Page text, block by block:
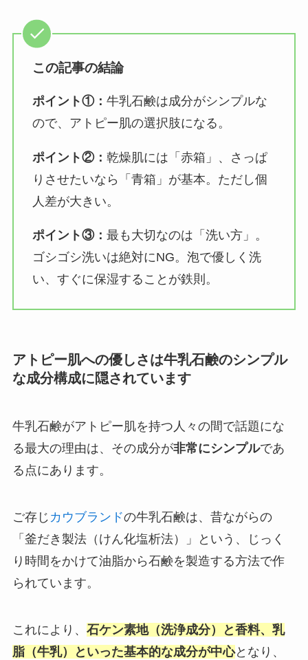
この記事の結論
ポイント①： 牛乳石鹸は成分がシンプルな
ので、アトピー肌の選択肢になる。
ポイント②： 乾燥肌には「赤箱」、さっぱ
りさせたいなら「青箱」が基本。ただし個
人差が大きい。
ポイント③： 最も大切なのは「洗い方」。
ゴシゴシ洗いは絶対にNG。泡で優しく洗
い、すぐに保湿することが鉄則。
アトピー肌への優しさは牛乳石鹸のシンプル
な成分構成に隠されています
牛乳石鹸がアトピー肌を持つ人々の間で話題にな
る最大の理由は、その成分が非常にシンプルであ
る点にあります。
ご存じ カウブランドの牛乳石鹸は、昔ながらの
「釜だき製法（けん化塩析法）」という、じっく
り時間をかけて油脂から石鹸を製造する方法で作
られています。
これにより、 石ケン素地（洗浄成分）と香料、乳
脂（牛乳）といった基本的な成分が中心となり、